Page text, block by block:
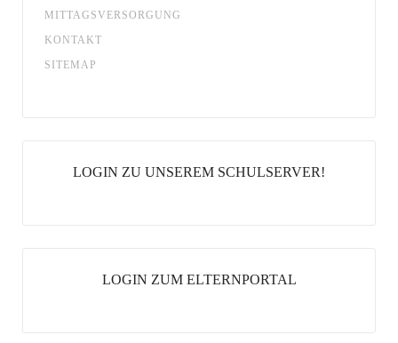
MITTAGSVERSORGUNG
KONTAKT
SITEMAP
LOGIN ZU UNSEREM SCHULSERVER!
LOGIN ZUM ELTERNPORTAL